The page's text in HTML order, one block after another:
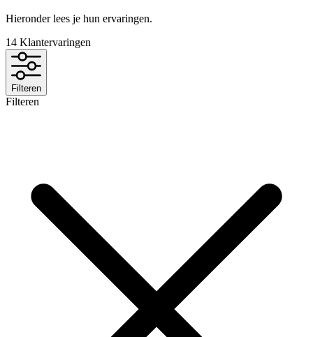
Hieronder lees je hun ervaringen.
14 Klantervaringen
Filteren
Filteren